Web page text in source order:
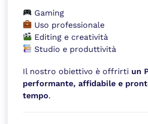
Gaming
Uso professionale
Editing e creatività
Studio e produttività
Il nostro obiettivo è offrirti un
performante, affidabile e
tempo.